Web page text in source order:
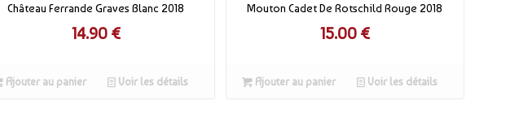
Château Ferrande Graves Blanc 2018
14.90 €
Ajouter au panier Voir les détails
Mouton Cadet De Rotschild Rouge 2018
15.00 €
Ajouter au panier Voir les détails